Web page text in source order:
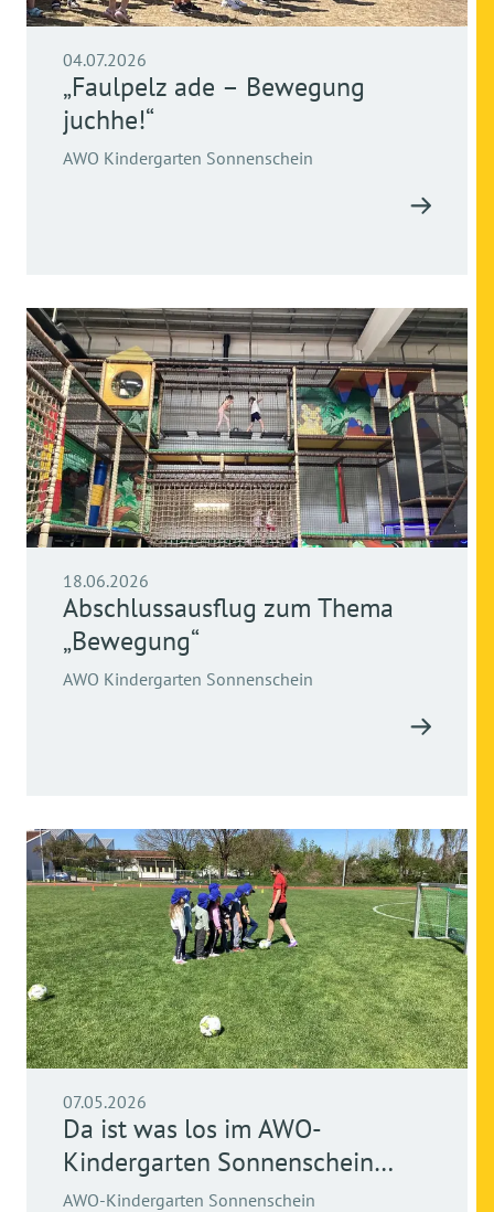
04.07.2026
„Faulpelz ade – Bewegung
juchhe!“
AWO Kindergarten Sonnenschein
18.06.2026
Abschlussausflug zum Thema
„Bewegung“
AWO Kindergarten Sonnenschein
07.05.2026
Da ist was los im AWO-
Kindergarten Sonnenschein…
AWO-Kindergarten Sonnenschein